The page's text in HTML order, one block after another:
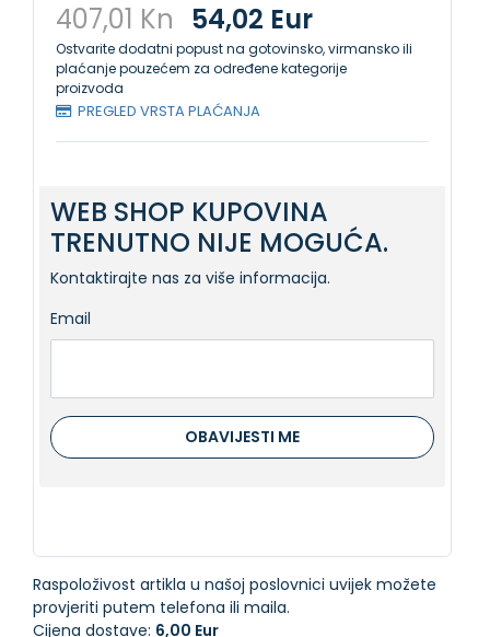
407,01 Kn 54,02 Eur
Ostvarite dodatni popust na gotovinsko, virmansko ili
plaćanje pouzećem za određene kategorije
proizvoda
PREGLED VRSTA PLAĆANJA
WEB SHOP KUPOVINA
TRENUTNO NIJE MOGUĆA.
Kontaktirajte nas za više informacija.
Email
OBAVIJESTI ME
Raspoloživost artikla u našoj poslovnici uvijek možete
provjeriti putem telefona ili maila.
Cijena dostave: 6,00 Eur